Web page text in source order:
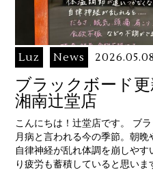
Luz News 2026.05.08
ブラックボード
湘南辻堂店
こんにちは！辻堂店です。 ブ
月病と言われる今の季節。朝
自律神経が乱れ体調を崩しや
り疲労も蓄積していると思い